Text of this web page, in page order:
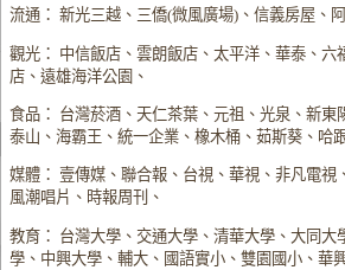
流通： 新光三越、三僑(微風廣場)、信義房屋、
觀光： 中信飯店、雲朗飯店、太平洋、華泰、六
店、遠雄海洋公園、
食品： 台灣菸酒、天仁茶葉、元祖、光泉、新東
泰山、海霸王、統一企業、橡木桶、茹斯葵、哈
媒體： 壹傳媒、聯合報、台視、華視、非凡電視
風潮唱片、時報周刊、
教育： 台灣大學、交通大學、清華大學、大同大
學、中興大學、輔大、國語實小、雙園國小、華